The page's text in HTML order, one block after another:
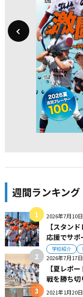
週間ランキング
2026年7月10日
【スタン
応援でサポ
学校紹介
2026年7月17日
【夏レポ
戦を勝ち切
2021年1月20日